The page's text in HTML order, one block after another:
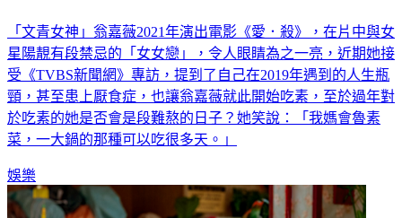
「文青女神」翁嘉薇2021年演出電影《愛．殺》，在片中與女
星陽靚有段禁忌的「女女戀」，令人眼睛為之一亮，近期她接
受《TVBS新聞網》專訪，提到了自己在2019年遇到的人生瓶
頸，甚至患上厭食症，也讓翁嘉薇就此開始吃素，至於過年對
於吃素的她是否會是段難熬的日子？她笑說：「我媽會魯素
菜，一大鍋的那種可以吃很多天。」
娛樂